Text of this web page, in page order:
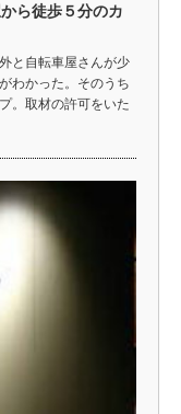
ら徒歩５分のカ
と自転車屋さんが少
わかった。そのうち
。取材の許可をいた